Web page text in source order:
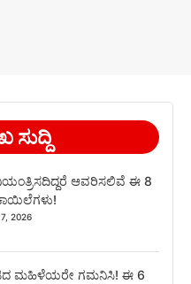
ಸುದ್ದಿ
ಆವರಿಸಲಿವೆ ಈ 8
2026
ಮಹಿಳೆಯರೇ ಗಮನಿಸಿ! ಈ 6